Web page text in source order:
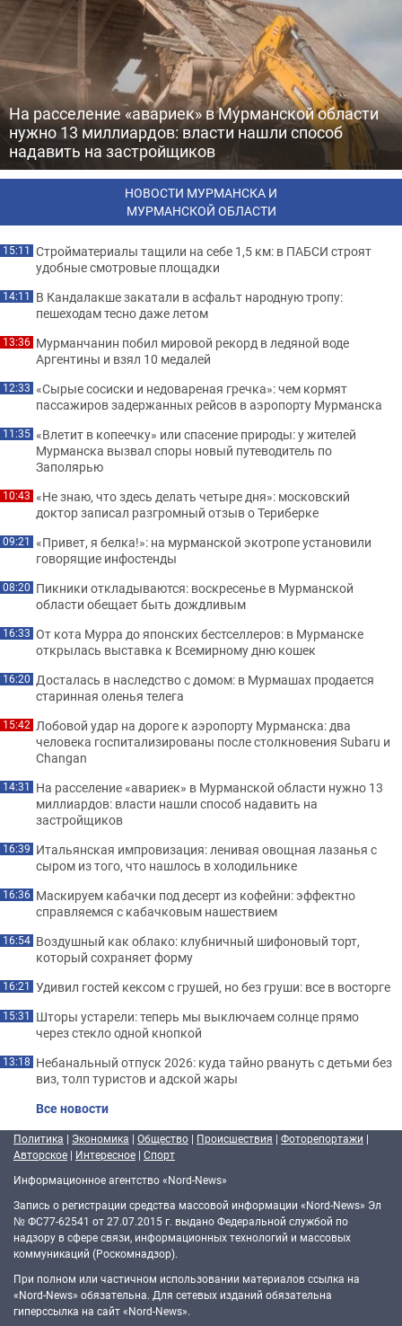
На расселение «авариек» в Мурманской области
нужно 13 миллиардов: власти нашли способ
надавить на застройщиков
НОВОСТИ МУРМАНСКА И
МУРМАНСКОЙ ОБЛАСТИ
15:11 Стройматериалы тащили на себе 1,5 км: в ПАБСИ строят
удобные смотровые площадки
14:11 В Кандалакше закатали в асфальт народную тропу:
пешеходам тесно даже летом
13:36 Мурманчанин побил мировой рекорд в ледяной воде
Аргентины и взял 10 медалей
12:33 «Сырые сосиски и недовареная гречка»: чем кормят
пассажиров задержанных рейсов в аэропорту Мурманска
11:35 «Влетит в копеечку» или спасение природы: у жителей
Мурманска вызвал споры новый путеводитель по
Заполярью
10:43 «Не знаю, что здесь делать четыре дня»: московский
доктор записал разгромный отзыв о Териберке
09:21 «Привет, я белка!»: на мурманской экотропе установили
говорящие инфостенды
08:20 Пикники откладываются: воскресенье в Мурманской
области обещает быть дождливым
16:33 От кота Мурра до японских бестселлеров: в Мурманске
открылась выставка к Всемирному дню кошек
16:20 Досталась в наследство с домом: в Мурмашах продается
старинная оленья телега
15:42 Лобовой удар на дороге к аэропорту Мурманска: два
человека госпитализированы после столкновения Subaru и
Changan
14:31 На расселение «авариек» в Мурманской области нужно 13
миллиардов: власти нашли способ надавить на
застройщиков
16:39 Итальянская импровизация: ленивая овощная лазанья с
сыром из того, что нашлось в холодильнике
16:36 Маскируем кабачки под десерт из кофейни: эффектно
справляемся с кабачковым нашествием
16:54 Воздушный как облако: клубничный шифоновый торт,
который сохраняет форму
16:21 Удивил гостей кексом с грушей, но без груши: все в восторге
15:31 Шторы устарели: теперь мы выключаем солнце прямо
через стекло одной кнопкой
13:18 Небанальный отпуск 2026: куда тайно рвануть с детьми без
виз, толп туристов и адской жары
Все новости
Политика | Экономика | Общество | Происшествия | Фоторепортажи |
Авторское | Интересное | Спорт
Информационное агентство «Nord-News»
Запись о регистрации средства массовой информации «Nord-News» Эл
№ ФС77-62541 от 27.07.2015 г. выдано Федеральной службой по
надзору в сфере связи, информационных технологий и массовых
коммуникаций (Роскомнадзор).
При полном или частичном использовании материалов ссылка на
«Nord-News» обязательна. Для сетевых изданий обязательна
гиперссылка на сайт «Nord-News».